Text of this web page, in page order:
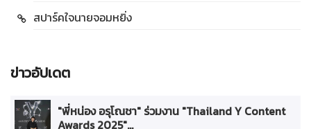
สปาร์คใจนายจอมหยิ่ง
ข่าวอัปเดต
"พี่หน่อง อรุโณชา" ร่วมงาน "Thailand Y Content
Awards 2025"...